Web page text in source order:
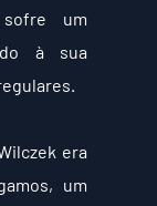
um
à sua
era
um